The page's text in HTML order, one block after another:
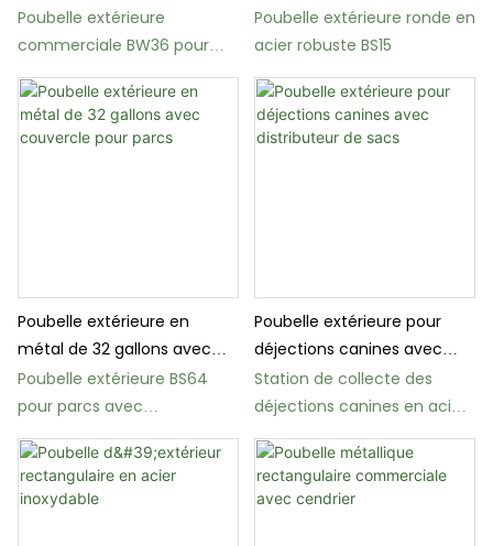
galvanisé
Poubelle extérieure
commerciale BW36 pour
parcs, écoles et jardins
publiques de rue de parc
extérieur
Poubelle extérieure ronde en
acier robuste BS15
Poubelle extérieure en
métal de 32 gallons avec
couvercle pour parcs
Poubelle extérieure BS64
pour parcs avec
revêtement
thermoplastique
Poubelle extérieure pour
déjections canines avec
distributeur de sacs
Station de collecte des
déjections canines en acier
inoxydable BS79 pour les
collectivités